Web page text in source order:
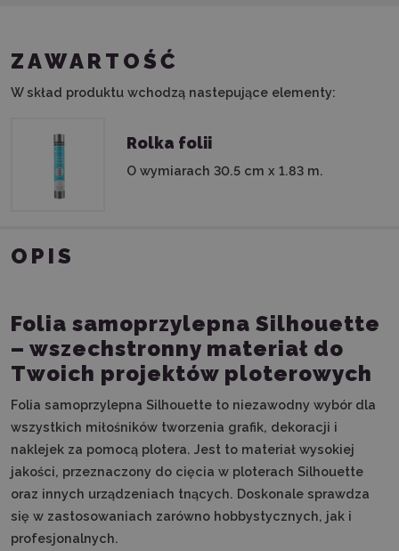
ZAWARTOŚĆ
W skład produktu wchodzą nastepujące elementy:
Rolka folii
O wymiarach 30.5 cm x 1.83 m.
OPIS
Folia samoprzylepna Silhouette
– wszechstronny materiał do
Twoich projektów ploterowych
Folia samoprzylepna Silhouette to niezawodny wybór dla
wszystkich miłośników tworzenia grafik, dekoracji i
naklejek za pomocą plotera. Jest to materiał wysokiej
jakości, przeznaczony do cięcia w ploterach Silhouette
oraz innych urządzeniach tnących. Doskonale sprawdza
się w zastosowaniach zarówno hobbystycznych, jak i
profesjonalnych.